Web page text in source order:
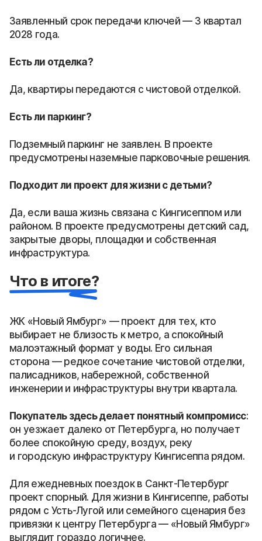
Заявленный срок передачи ключей — 3 квартал
2028 года.
Есть ли отделка?
Да, квартиры передаются с чистовой отделкой.
Есть ли паркинг?
Подземный паркинг не заявлен. В проекте
предусмотрены наземные парковочные решения.
Подходит ли проект для жизни с детьми?
Да, если ваша жизнь связана с Кингисеппом или
районом. В проекте предусмотрены детский сад,
закрытые дворы, площадки и собственная
инфраструктура.
Что в итоге?
ЖК «Новый Ямбург» — проект для тех, кто
выбирает не близость к метро, а спокойный
малоэтажный формат у воды. Его сильная
сторона — редкое сочетание чистовой отделки,
палисадников, набережной, собственной
инженерии и инфраструктуры внутри квартала.
Покупатель здесь делает понятный компромисс:
он уезжает далеко от Петербурга, но получает
более спокойную среду, воздух, реку
и городскую инфраструктуру Кингисеппа рядом.
Для ежедневных поездок в Санкт-Петербург
проект спорный. Для жизни в Кингисеппе, работы
рядом с Усть-Лугой или семейного сценария без
привязки к центру Петербурга — «Новый Ямбург»
выглядит гораздо логичнее.